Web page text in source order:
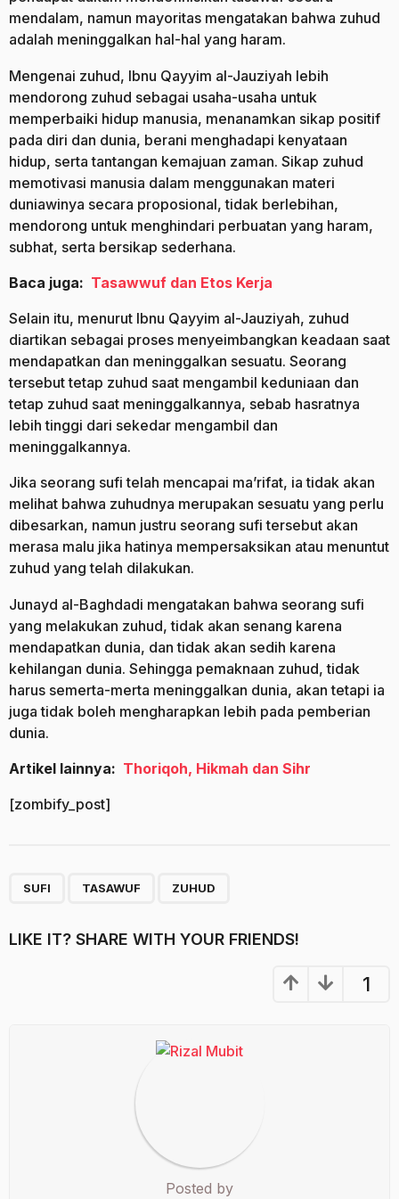
mendalam, namun mayoritas mengatakan bahwa zuhud
adalah meninggalkan hal-hal yang haram.
Mengenai zuhud, Ibnu Qayyim al-Jauziyah lebih
mendorong zuhud sebagai usaha-usaha untuk
memperbaiki hidup manusia, menanamkan sikap positif
pada diri dan dunia, berani menghadapi kenyataan
hidup, serta tantangan kemajuan zaman. Sikap zuhud
memotivasi manusia dalam menggunakan materi
duniawinya secara proposional, tidak berlebihan,
mendorong untuk menghindari perbuatan yang haram,
subhat, serta bersikap sederhana.
Baca juga: Tasawwuf dan Etos Kerja
Selain itu, menurut Ibnu Qayyim al-Jauziyah, zuhud
diartikan sebagai proses menyeimbangkan keadaan saat
mendapatkan dan meninggalkan sesuatu. Seorang
tersebut tetap zuhud saat mengambil keduniaan dan
tetap zuhud saat meninggalkannya, sebab hasratnya
lebih tinggi dari sekedar mengambil dan
meninggalkannya.
Jika seorang sufi telah mencapai ma’rifat, ia tidak akan
melihat bahwa zuhudnya merupakan sesuatu yang perlu
dibesarkan, namun justru seorang sufi tersebut akan
merasa malu jika hatinya mempersaksikan atau menuntut
zuhud yang telah dilakukan.
Junayd al-Baghdadi mengatakan bahwa seorang sufi
yang melakukan zuhud, tidak akan senang karena
mendapatkan dunia, dan tidak akan sedih karena
kehilangan dunia. Sehingga pemaknaan zuhud, tidak
harus semerta-merta meninggalkan dunia, akan tetapi ia
juga tidak boleh mengharapkan lebih pada pemberian
dunia.
Artikel lainnya: Thoriqoh, Hikmah dan Sihr
[zombify_post]
SUFI TASAWUF ZUHUD
LIKE IT? SHARE WITH YOUR FRIENDS!
1
Posted by